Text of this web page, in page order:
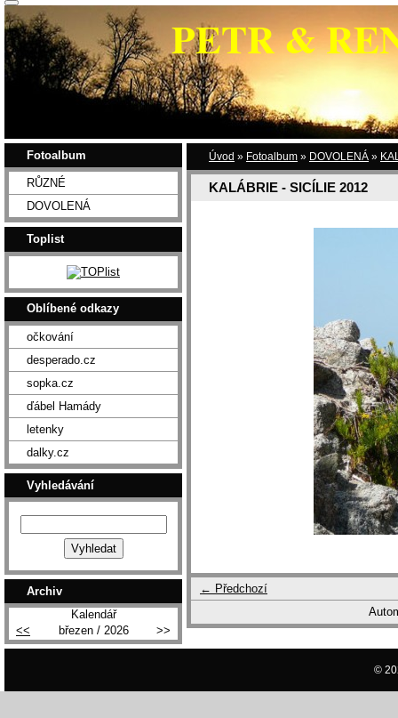
PETR &
Úvod » Fotoalbum » DOVOLENÁ »
KALÁBRIE - SICÍLIE 2012
← Předchozí
Fotoalbum
RŮZNÉ
DOVOLENÁ
Toplist
Oblíbené odkazy
očkování
desperado.cz
sopka.cz
ďábel Hamády
letenky
dalky.cz
Vyhledávání
Archiv
Kalendář
<<
březen / 2026 >>
©